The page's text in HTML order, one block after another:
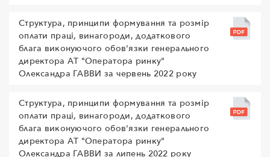
Структура, принципи формування та розмір
оплати праці, винагороди, додаткового
блага виконуючого обов'язки генерального
директора АТ "Оператора ринку"
Олександра ГАВВИ за червень 2022 року
Структура, принципи формування та розмір
оплати праці, винагороди, додаткового
блага виконуючого обов'язки генерального
директора АТ "Оператора ринку"
Олександра ГАВВИ за липень 2022 року